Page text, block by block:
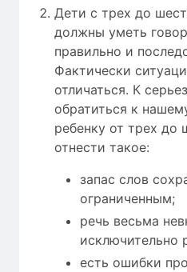
Дети с трех до
должны уметь
правильно и
Фактически
отличаться. К
обратиться к
ребенку от трех
отнести такое:
запас слов
ограниченным;
речь весьма
исключительно
есть ошибки